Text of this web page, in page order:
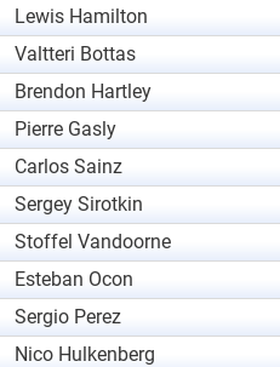
Lewis Hamilton
Valtteri Bottas
Brendon Hartley
Pierre Gasly
Carlos Sainz
Sergey Sirotkin
Stoffel Vandoorne
Esteban Ocon
Sergio Perez
Nico Hulkenberg